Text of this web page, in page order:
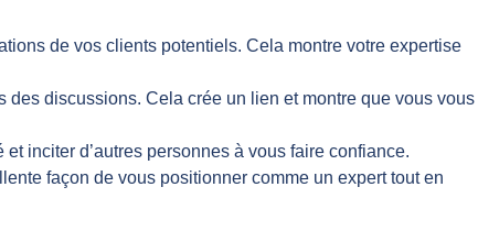
de vos clients potentiels. Cela montre votre expertise
discussions. Cela crée un lien et montre que vous vous
inciter d’autres personnes à vous faire confiance.
façon de vous positionner comme un expert tout en